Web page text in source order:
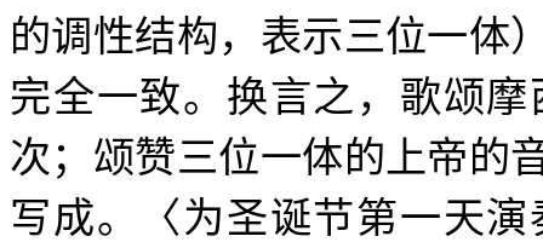
的调性结构，表示三位一体
完全一致。换言之，歌颂
次；颂赞三位一体的上帝的
写成。〈为圣诞节第一天